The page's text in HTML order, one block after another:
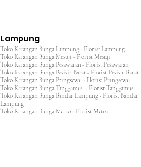
Lampung
Toko Karangan Bunga Lampung - Florist Lampung
Toko Karangan Bunga Mesuji - Florist Mesuji
Toko Karangan Bunga Pesawaran - Florist Pesawaran
Toko Karangan Bunga Pesisir Barat - Florist Pesisir Barat
Toko Karangan Bunga Pringsewu - Florist Pringsewu
Toko Karangan Bunga Tanggamus - Florist Tanggamus
Toko Karangan Bunga Bandar Lampung - Florist Bandar
Lampung
Toko Karangan Bunga Metro - Florist Metro